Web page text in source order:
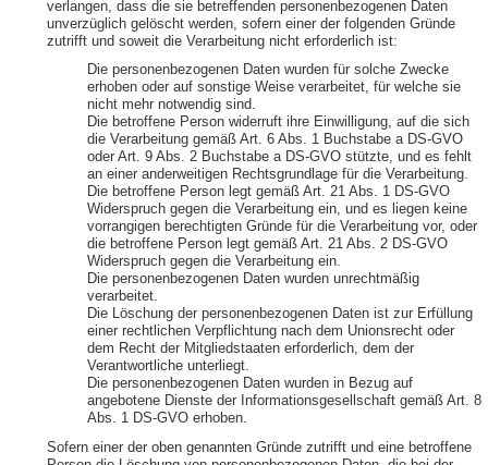
verlangen, dass die sie betreffenden personenbezogenen Daten
unverzüglich gelöscht werden, sofern einer der folgenden Gründe
zutrifft und soweit die Verarbeitung nicht erforderlich ist:
Die personenbezogenen Daten wurden für solche Zwecke
erhoben oder auf sonstige Weise verarbeitet, für welche sie
nicht mehr notwendig sind.
Die betroffene Person widerruft ihre Einwilligung, auf die sich
die Verarbeitung gemäß Art. 6 Abs. 1 Buchstabe a DS-GVO
oder Art. 9 Abs. 2 Buchstabe a DS-GVO stützte, und es fehlt
an einer anderweitigen Rechtsgrundlage für die Verarbeitung.
Die betroffene Person legt gemäß Art. 21 Abs. 1 DS-GVO
Widerspruch gegen die Verarbeitung ein, und es liegen keine
vorrangigen berechtigten Gründe für die Verarbeitung vor, oder
die betroffene Person legt gemäß Art. 21 Abs. 2 DS-GVO
Widerspruch gegen die Verarbeitung ein.
Die personenbezogenen Daten wurden unrechtmäßig
verarbeitet.
Die Löschung der personenbezogenen Daten ist zur Erfüllung
einer rechtlichen Verpflichtung nach dem Unionsrecht oder
dem Recht der Mitgliedstaaten erforderlich, dem der
Verantwortliche unterliegt.
Die personenbezogenen Daten wurden in Bezug auf
angebotene Dienste der Informationsgesellschaft gemäß Art. 8
Abs. 1 DS-GVO erhoben.
Sofern einer der oben genannten Gründe zutrifft und eine betroffene